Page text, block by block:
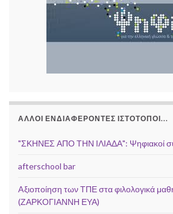
ΆΛΛΟΙ ΕΝΔΙΑΦΈΡΟΝΤΕΣ ΙΣΤΌΤΟΠΟΙ...
"ΣΚΗΝΕΣ ΑΠΟ ΤΗΝ ΙΛΙΑΔΑ": Ψηφιακοί
afterschool bar
Aξιοποίηση των ΤΠΕ στα φιλολογικά
(ΖΑΡΚΟΓΙΑΝΝΗ ΕΥΑ)